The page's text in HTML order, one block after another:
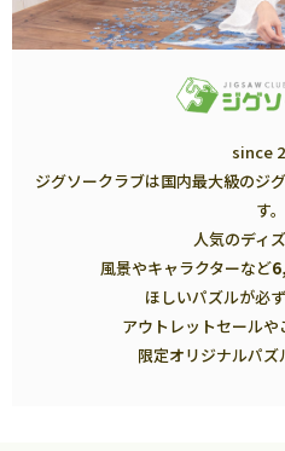
since
ジグソークラブは国内最大級のジ
す。
人気のディ
風景やキャラクターなど
ほしいパズルが必
アウトレットセール
限定オリジナルパズ